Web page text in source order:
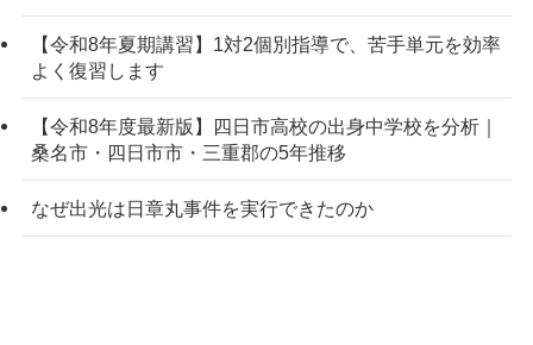
【令和8年夏期講習】1対2個別指導で、苦手単元を効率
よく復習します
【令和8年度最新版】四日市高校の出身中学校を分析｜
桑名市・四日市市・三重郡の5年推移
なぜ出光は日章丸事件を実行できたのか